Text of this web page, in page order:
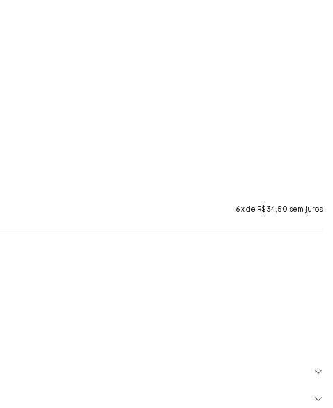
6x de R$34,50 sem juros